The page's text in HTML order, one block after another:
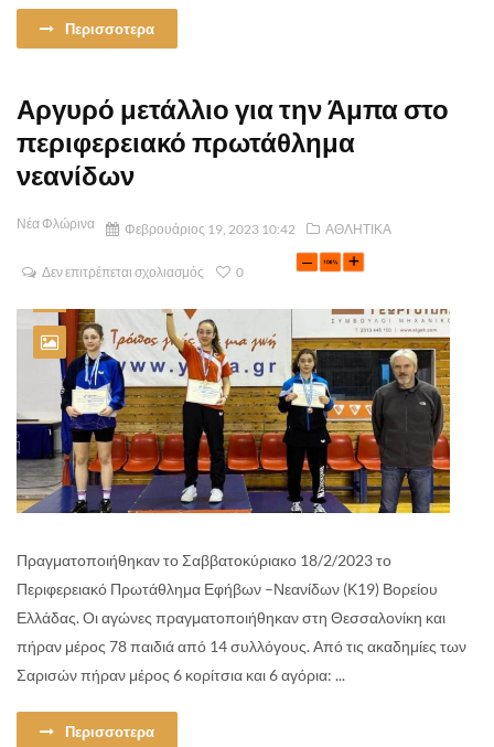
Περισσοτερα
Αργυρό μετάλλιο για την Άμπα στο
περιφερειακό πρωτάθλημα
νεανίδων
Νέα Φλώρινα Φεβρουάριος 19, 2023 10:42 ΑΘΛΗΤΙΚΑ
Δεν επιτρέπεται σχολιασμός 0
Πραγματοποιήθηκαν το Σαββατοκύριακο 18/2/2023 το
Περιφερειακό Πρωτάθλημα Εφήβων –Νεανίδων (Κ19) Βορείου
Ελλάδας. Οι αγώνες πραγματοποιήθηκαν στη Θεσσαλονίκη και
πήραν μέρος 78 παιδιά από 14 συλλόγους. Από τις ακαδημίες των
Σαρισών πήραν μέρος 6 κορίτσια και 6 αγόρια: ...
Περισσοτερα